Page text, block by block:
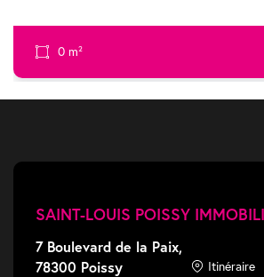
0 m²
SAINT-LOUIS POISSY
7 Boulevard de la Paix,
78300 Poissy
Itinéraire